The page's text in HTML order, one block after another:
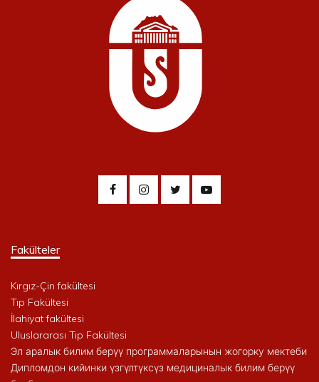
Fakülteler
Kırgız-Çin fakültesi
Tıp Fakültesi
İlahiyat fakültesi
Uluslararası Tıp Fakültesi
Эл аралык билим берүү программаларынын жогорку мектеби
Дипломдон кийинки үзгүлтүксүз медициналык билим берүү